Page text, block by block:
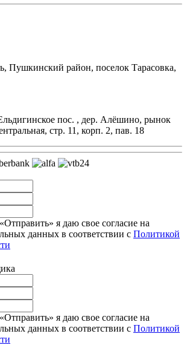
Пушкинский район, поселок Тарасовка,
пос. , дер. Алёшино, рынок
стр. 11, корп. 2, пав. 18
я даю свое согласие на
данных в соответствии с Политикой
я даю свое согласие на
данных в соответствии с Политикой